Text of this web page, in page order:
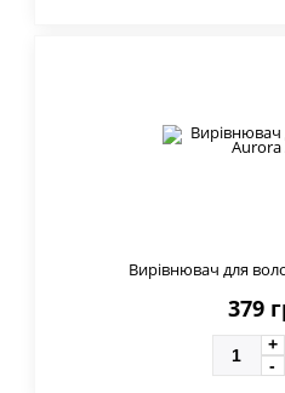
Вирівнювач для
379